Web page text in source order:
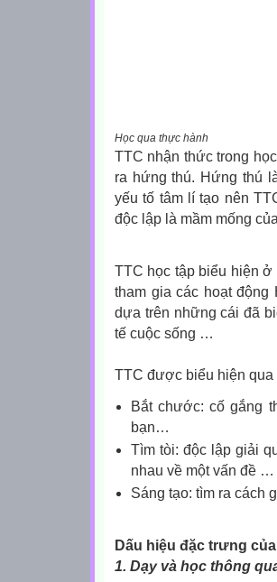
Học qua thực hành
TTC nhận thức trong
ra hứng thú. Hứng thú
yếu tố tâm lí tạo nên
độc lập là mầm mống
TTC học tập biểu hiện
tham gia các hoạt động
dựa trên những cái đã
tế cuộc sống …
TTC được biểu hiện qua
Bắt chước: cố gắng
bạn…
Tìm tòi: độc lập giải
nhau về một vấn đề …
Sáng tạo: tìm ra cách
Dấu hiệu đặc trưng
1. Dạy và học thông